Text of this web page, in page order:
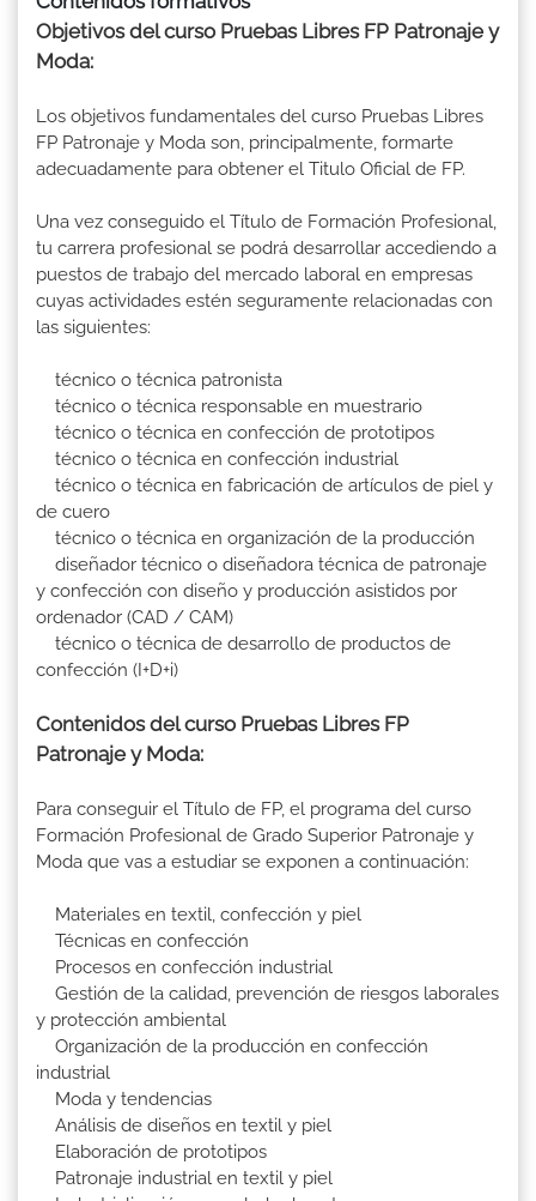
Objetivos del curso Pruebas Libres FP Patronaje y
Moda:
Los objetivos fundamentales del curso Pruebas Libres
FP Patronaje y Moda son, principalmente, formarte
adecuadamente para obtener el Titulo Oficial de FP.
Una vez conseguido el Título de Formación Profesional,
tu carrera profesional se podrá desarrollar accediendo a
puestos de trabajo del mercado laboral en empresas
cuyas actividades estén seguramente relacionadas con
las siguientes:
técnico o técnica patronista
técnico o técnica responsable en muestrario
técnico o técnica en confección de prototipos
técnico o técnica en confección industrial
técnico o técnica en fabricación de artículos de piel y
de cuero
técnico o técnica en organización de la producción
diseñador técnico o diseñadora técnica de patronaje
y confección con diseño y producción asistidos por
ordenador (CAD / CAM)
técnico o técnica de desarrollo de productos de
confección (I+D+i)
Contenidos del curso Pruebas Libres FP
Patronaje y Moda:
Para conseguir el Título de FP, el programa del curso
Formación Profesional de Grado Superior Patronaje y
Moda que vas a estudiar se exponen a continuación:
Materiales en textil, confección y piel
Técnicas en confección
Procesos en confección industrial
Gestión de la calidad, prevención de riesgos laborales
y protección ambiental
Organización de la producción en confección
industrial
Moda y tendencias
Análisis de diseños en textil y piel
Elaboración de prototipos
Patronaje industrial en textil y piel